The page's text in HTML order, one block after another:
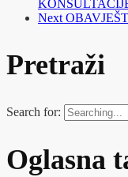
Next
Pretraži
Search for:
Oglasna